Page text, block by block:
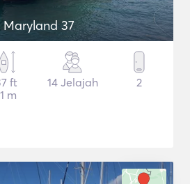
37
ft
m
14 Jelajah 2